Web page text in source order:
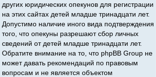
других юридических опекунов для регистрации
на этих сайтах детей младше тринадцати лет.
Допустимо наличие иного вида подтверждения
того, что опекуны разрешают сбор личных
сведений от детей младше тринадцати лет.
Обратите внимание на то, что phpBB Group не
может давать рекомендаций по правовым
вопросам и не является объектом